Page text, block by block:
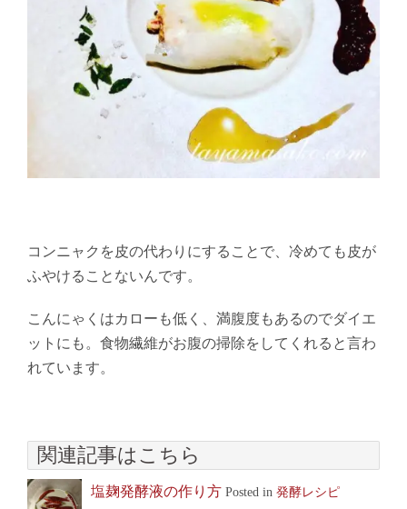
コンニャクを皮の代わりにすることで、冷めても皮が
ふやけることないんです。
こんにゃくはカローも低く、満腹度もあるのでダイエ
ットにも。食物繊維がお腹の掃除をしてくれると言わ
れています。
関連記事はこちら
塩麹発酵液の作り方 Posted in 発酵レシピ